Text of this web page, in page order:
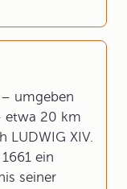
umgeben
etwa 20 km
LUDWIG XIV.
ein
seiner